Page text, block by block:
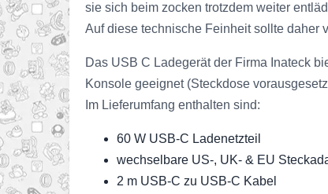
sie sich beim zocken trotzdem weiter
Auf diese technische Feinheit sollte daher
Das USB C Ladegerät der Firma Inateck
Konsole geeignet (Steckdose
Im Lieferumfang enthalten sind:
60 W USB-C Ladenetzteil
wechselbare US-, UK- & EU
2 m USB-C zu USB-C Kabel